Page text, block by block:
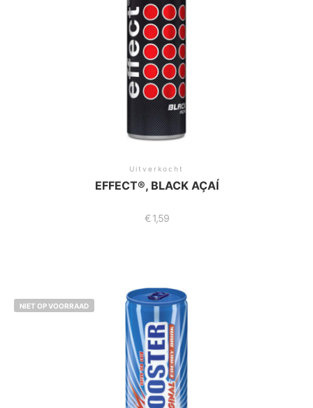
Uitverkocht
EFFECT®, BLACK AÇAÍ
€1,59
NIET OP VOORRAAD